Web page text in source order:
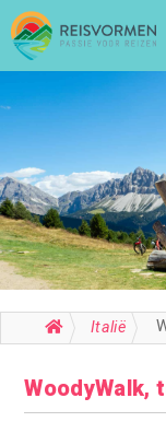
Italië
WoodyWalk,